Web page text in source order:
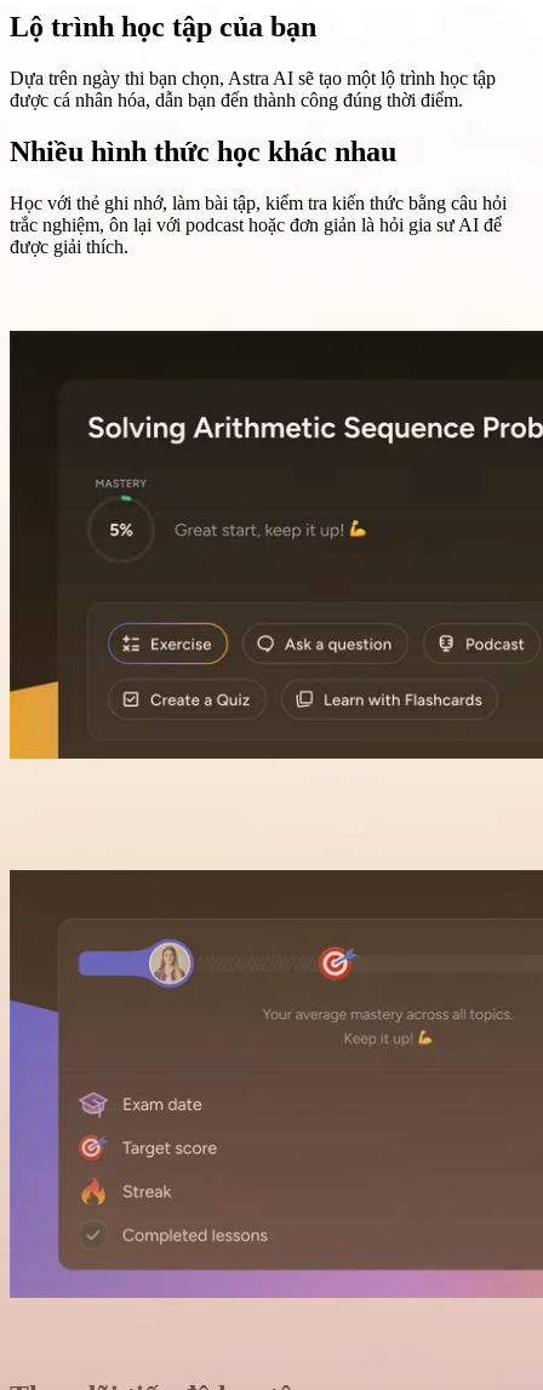
Lộ trình học tập của bạn
Dựa trên ngày thi bạn chọn, Astra AI sẽ tạo một lộ trình học tập
được cá nhân hóa, dẫn bạn đến thành công đúng thời điểm.
Nhiều hình thức học khác nhau
Học với thẻ ghi nhớ, làm bài tập, kiểm tra kiến thức bằng câu hỏi
trắc nghiệm, ôn lại với podcast hoặc đơn giản là hỏi gia sư AI để
được giải thích.